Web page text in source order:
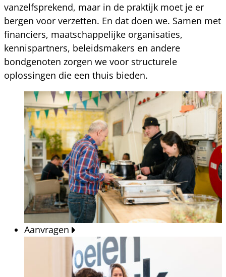
vanzelfsprekend, maar in de praktijk moet je er
bergen voor verzetten. En dat doen we. Samen met
financiers, maatschappelijke organisaties,
kennispartners, beleidsmakers en andere
bondgenoten zorgen we voor structurele
oplossingen die een thuis bieden.
Aanvragen